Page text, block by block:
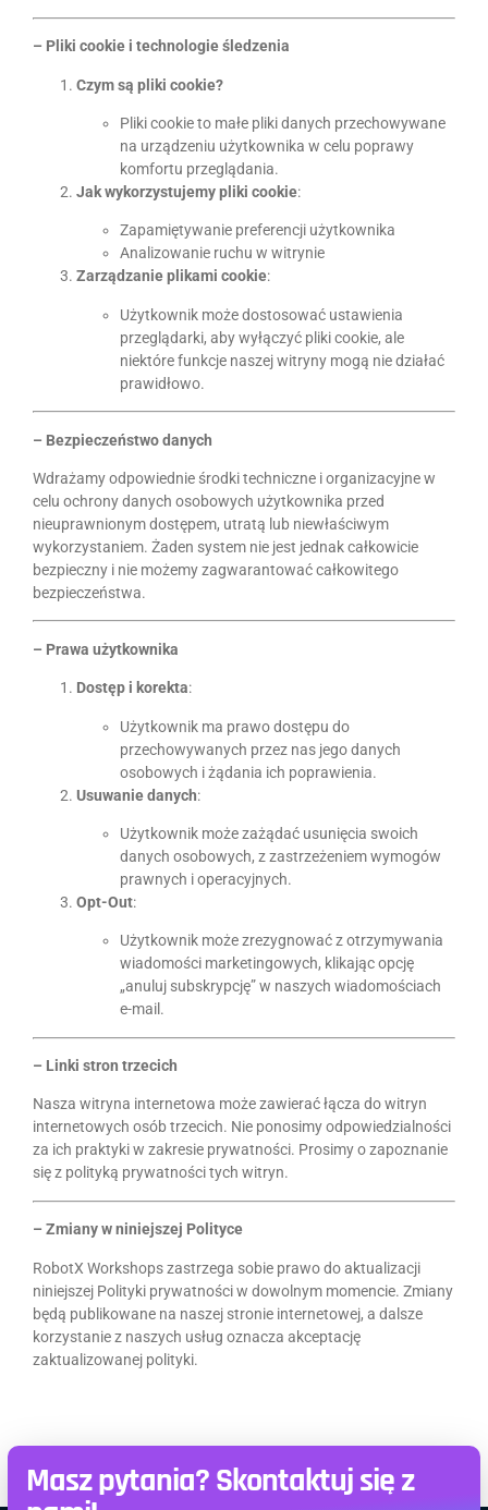
– Pliki cookie i technologie śledzenia
Czym są pliki cookie?
Pliki cookie to małe pliki danych przechowywane
na urządzeniu użytkownika w celu poprawy
komfortu przeglądania.
Jak wykorzystujemy pliki cookie:
Zapamiętywanie preferencji użytkownika
Analizowanie ruchu w witrynie
Zarządzanie plikami cookie:
Użytkownik może dostosować ustawienia
przeglądarki, aby wyłączyć pliki cookie, ale
niektóre funkcje naszej witryny mogą nie działać
prawidłowo.
– Bezpieczeństwo danych
Wdrażamy odpowiednie środki techniczne i organizacyjne w
celu ochrony danych osobowych użytkownika przed
nieuprawnionym dostępem, utratą lub niewłaściwym
wykorzystaniem. Żaden system nie jest jednak całkowicie
bezpieczny i nie możemy zagwarantować całkowitego
bezpieczeństwa.
– Prawa użytkownika
Dostęp i korekta:
Użytkownik ma prawo dostępu do
przechowywanych przez nas jego danych
osobowych i żądania ich poprawienia.
Usuwanie danych:
Użytkownik może zażądać usunięcia swoich
danych osobowych, z zastrzeżeniem wymogów
prawnych i operacyjnych.
Opt-Out:
Użytkownik może zrezygnować z otrzymywania
wiadomości marketingowych, klikając opcję
„anuluj subskrypcję” w naszych wiadomościach
e-mail.
– Linki stron trzecich
Nasza witryna internetowa może zawierać łącza do witryn
internetowych osób trzecich. Nie ponosimy odpowiedzialności
za ich praktyki w zakresie prywatności. Prosimy o zapoznanie
się z polityką prywatności tych witryn.
– Zmiany w niniejszej Polityce
RobotX Workshops zastrzega sobie prawo do aktualizacji
niniejszej Polityki prywatności w dowolnym momencie. Zmiany
będą publikowane na naszej stronie internetowej, a dalsze
korzystanie z naszych usług oznacza akceptację
zaktualizowanej polityki.
Masz pytania? Skontaktuj się z